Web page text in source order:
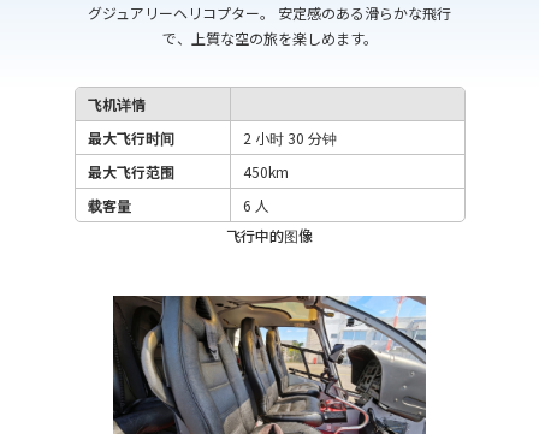
グジュアリーヘリコプター。 安定感のある滑らかな飛行
で、上質な空の旅を楽しめます。
飞机详情
最大飞行时间
2 小时 30 分钟
最大飞行范围
450km
载客量
6 人
飞行中的图像